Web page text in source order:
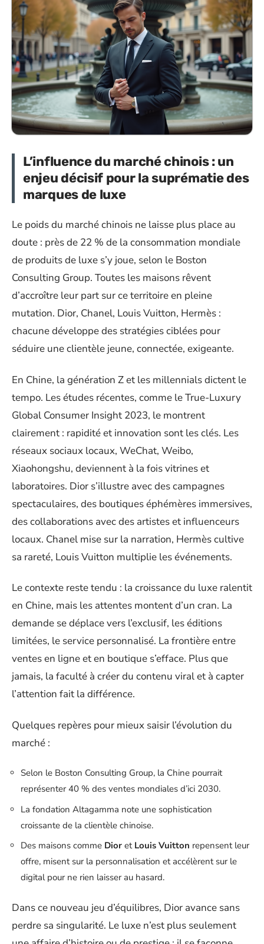
L’influence du marché chinois : un
enjeu décisif pour la suprématie des
marques de luxe
Le poids du marché chinois ne laisse plus place au
doute : près de 22 % de la consommation mondiale
de produits de luxe s’y joue, selon le Boston
Consulting Group. Toutes les maisons rêvent
d’accroître leur part sur ce territoire en pleine
mutation. Dior, Chanel, Louis Vuitton, Hermès :
chacune développe des stratégies ciblées pour
séduire une clientèle jeune, connectée, exigeante.
En Chine, la génération Z et les millennials dictent le
tempo. Les études récentes, comme le True-Luxury
Global Consumer Insight 2023, le montrent
clairement : rapidité et innovation sont les clés. Les
réseaux sociaux locaux, WeChat, Weibo,
Xiaohongshu, deviennent à la fois vitrines et
laboratoires. Dior s’illustre avec des campagnes
spectaculaires, des boutiques éphémères immersives,
des collaborations avec des artistes et influenceurs
locaux. Chanel mise sur la narration, Hermès cultive
sa rareté, Louis Vuitton multiplie les événements.
Le contexte reste tendu : la croissance du luxe ralentit
en Chine, mais les attentes montent d’un cran. La
demande se déplace vers l’exclusif, les éditions
limitées, le service personnalisé. La frontière entre
ventes en ligne et en boutique s’efface. Plus que
jamais, la faculté à créer du contenu viral et à capter
l’attention fait la différence.
Quelques repères pour mieux saisir l’évolution du
marché :
Selon le Boston Consulting Group, la Chine pourrait
représenter 40 % des ventes mondiales d’ici 2030.
La fondation Altagamma note une sophistication
croissante de la clientèle chinoise.
Des maisons comme Dior et Louis Vuitton repensent leur
offre, misent sur la personnalisation et accélèrent sur le
digital pour ne rien laisser au hasard.
Dans ce nouveau jeu d’équilibres, Dior avance sans
perdre sa singularité. Le luxe n’est plus seulement